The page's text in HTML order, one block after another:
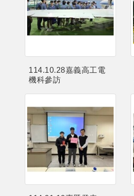
114.10.28嘉義高工電
機科參訪